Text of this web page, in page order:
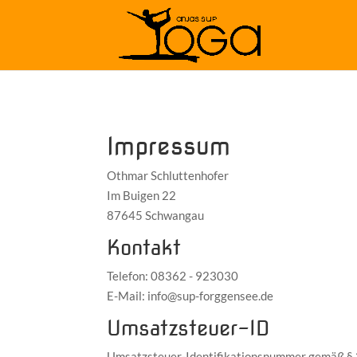
Impressum
Othmar Schluttenhofer
Im Buigen 22
87645 Schwangau
Kontakt
Telefon: 08362 - 923030
E-Mail: info@sup-forggensee.de
Umsatzsteuer-ID